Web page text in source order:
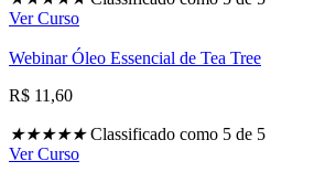
Ver Curso
Webinar Óleo Essencial de Tea Tree
R$ 11,60
★★★★★ Classificado como 5 de 5
Ver Curso